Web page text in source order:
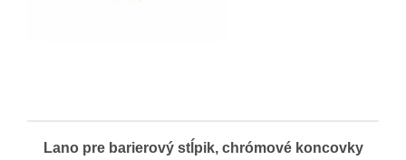
Lano pre barierový stĺpik, chrómové koncovky